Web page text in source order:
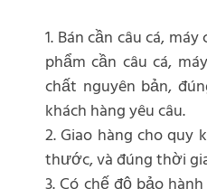
1. Bán cần câu cá,
phẩm cần câu cá,
chất nguyên bản,
khách hàng yêu câu.
2. Giao hàng cho quy
thước, và đúng thời